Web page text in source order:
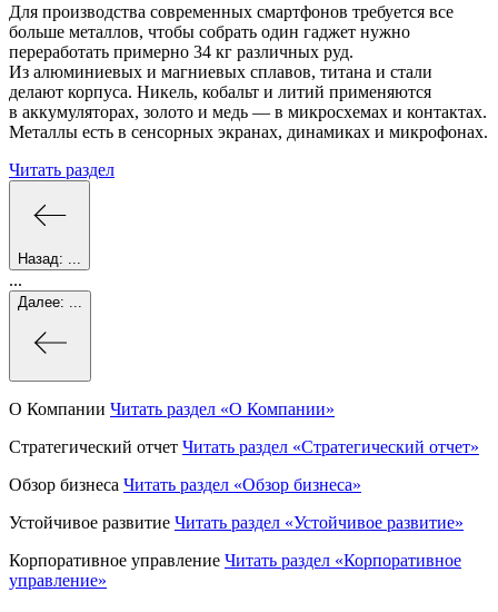
Для производства современных смартфонов требуется все
больше металлов, чтобы собрать один гаджет нужно
переработать примерно 34 кг различных руд.
Из алюминиевых и магниевых сплавов, титана и стали
делают корпуса. Никель, кобальт и литий применяются
в аккумуляторах, золото и медь — в микросхемах и контактах.
Металлы есть в сенсорных экранах, динамиках и микрофонах.
Читать раздел
Назад:
...
Далее:
О Компании Читать раздел «О Компании»
Стратегический отчет Читать раздел «Стратегический отчет»
Обзор бизнеса Читать раздел «Обзор бизнеса»
Устойчивое развитие Читать раздел «Устойчивое развитие»
Корпоративное управление Читать раздел «Корпоративное
управление»